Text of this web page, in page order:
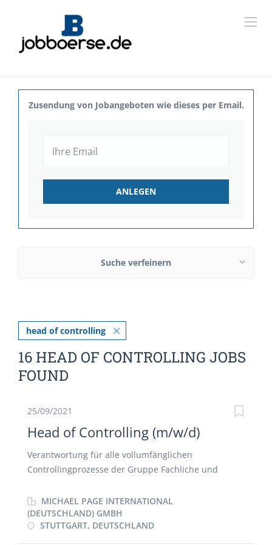
Zusendung von Jobangeboten wie dieses per Email.
Suche verfeinern
head of controlling
16 HEAD OF CONTROLLING JOBS
FOUND
25/09/2021
Head of Controlling (m/w/d)
Verantwortung für alle vollumfänglichen
Controllingprozesse der Gruppe Fachliche und
Controlling-Teams Enge Zusammenarbeit mit dem
Head of Accounting und der Geschäftsführung
Sicherstellung eines effizienten Controllings zum
MICHAEL PAGE INTERNATIONAL
(DEUTSCHLAND) GMBH
STUTTGART, DEUTSCHLAND